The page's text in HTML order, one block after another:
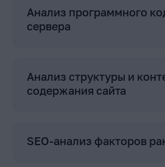
Анализ программного
сервера
Анализ структуры и
содержания сайта
SEO-анализ факторов